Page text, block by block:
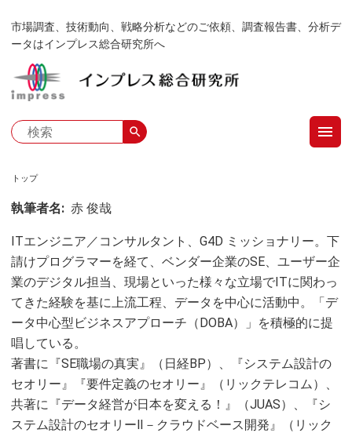
ン
ン
動
市場調査、技術動向、戦略分析などのご依頼、調査報告書、分析デ
ータはインプレス総合研究所へ
search menu
く
ず
トップ
執筆者名 赤 俊哉
ITエンジニア／コンサルタント、G4D ミッショナリー。下
請けプログラマーを経て、ベンダー企業のSE、ユーザー企
業のデジタル担当、現場といった様々な立場でITに関わっ
てきた経験を基に上流工程、データを中心に活動中。「デ
ータ中心型ビジネスアプローチ（DOBA）」を積極的に提
唱している。
著書に『SE職場の真実』（日経BP）、『システム設計の
セオリー』『要件定義のセオリー』（リックテレコム）、
共著に『データ経営が日本を変える！』（JUAS）、『シ
ステム設計のセオリーⅡ－クラウドベース開発』（リック